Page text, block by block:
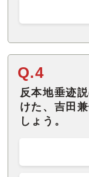
Q.4
反本地垂迹
けた、吉田
しょう。